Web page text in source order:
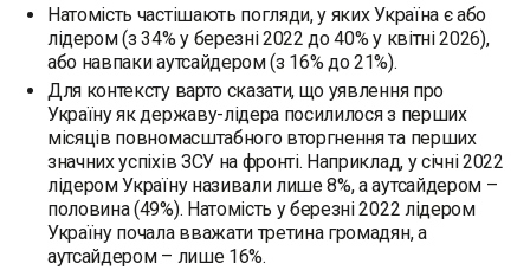
Натомість частішають погляди, у яких Україна є або
лідером (з 34% у березні 2022 до 40% у квітні 2026),
або навпаки аутсайдером (з 16% до 21%).
Для контексту варто сказати, що уявлення про
Україну як державу-лідера посилилося з перших
місяців повномасштабного вторгнення та перших
значних успіхів ЗСУ на фронті. Наприклад, у січні 2022
лідером Україну називали лише 8%, а аутсайдером –
половина (49%). Натомість у березні 2022 лідером
Україну почала вважати третина громадян, а
аутсайдером – лише 16%.